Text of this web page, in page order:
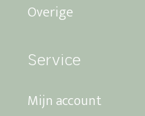
Overige
Service
Mijn account